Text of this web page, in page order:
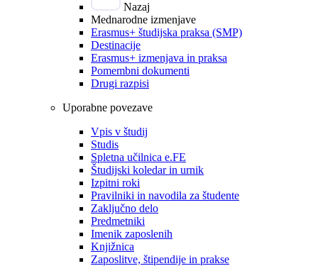
Nazaj
Mednarodne izmenjave
Erasmus+ študijska praksa (SMP)
Destinacije
Erasmus+ izmenjava in praksa
Pomembni dokumenti
Drugi razpisi
Uporabne povezave
Vpis v študij
Studis
Spletna učilnica e.FE
Študijski koledar in urnik
Izpitni roki
Pravilniki in navodila za študente
Zaključno delo
Predmetniki
Imenik zaposlenih
Knjižnica
Zaposlitve, štipendije in prakse